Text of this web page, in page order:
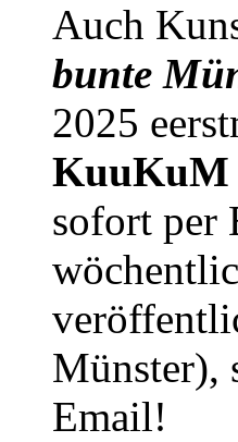
Auch
bunte
2025
KuuKuM
sofort per
Münster),
Email!